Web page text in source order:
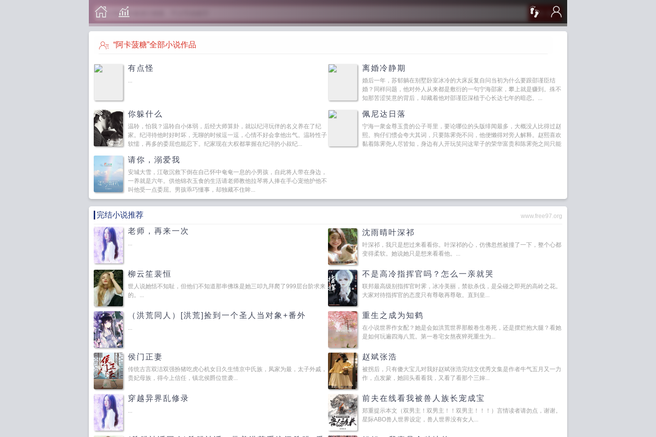
搜 索
“阿卡菠糖”全部小说作品
有点怪
...
离婚冷静期
婚后一年，苏郁躺在别墅卧室冰冷的大床反复自问当初为什么要跟邵谨臣结
婚？同样问题，他对外人从来都是敷衍的一句宁海邵家，攀上就是赚到。殊不
知那苦涩笑意的背后，却藏着他对邵谨臣深植于心长达七年的暗恋。...
你躲什么
温聆，怕我？温聆自小体弱，后经大师算卦，就以纪浔玩伴的名义养在了纪
家。纪浔待他时好时坏，无聊的时候逗一逗，心情不好会拿他出气。温聆性子
软懦，再多的委屈也能忍下。纪家现在大权都掌握在纪浔的小叔纪...
佩尼达日落
宁海一衆金尊玉贵的公子哥里，要论哪位的头版绯闻最多，大概没人比得过赵
熙。狗仔们惯会夸大其词，只要陈霁尧不问，他便懒得对旁人解释。赵熙喜欢
黏着陈霁尧人尽皆知，身边有人开玩笑问这辈子的荣华富贵和陈霁尧之间只能
请你，溺爱我
安城大雪，江敬沉救下倒在自己怀中奄奄一息的小男孩，自此将人带在身边，
一养就是六年。供他锦衣玉食的生活请老师教他拉琴将人捧在手心宠他护他不
叫他受一点委屈。男孩乖巧懂事，却独藏不住眸...
完结小说推荐 www.free97.org
老师，再来一次
...
沈雨晴叶深祁
叶深祁，我只是想过来看看你。叶深祁的心，仿佛忽然被撞了一下，整个心都
变得柔软。她说她只是想来看看他。...
柳云笙裴恒
世人说她恬不知耻，但他们不知道那串佛珠是她三叩九拜爬了999层台阶求来
的。...
不是高冷指挥官吗？怎么一亲就哭
联邦最高级别指挥官时霁，冰冷美丽，禁欲杀伐，是朵碰之即死的高岭之花。
大家对待指挥官的态度只有尊敬再尊敬。直到皇...
（洪荒同人）[洪荒]捡到一个圣人当对象+番外
...
重生之成为知鹤
在小说世界作女配？她是会如洪荒世界那般卷生卷死，还是摆烂抱大腿？看她
是如何玩遍四海八荒。第一卷宅女熬夜猝死重生为...
侯门正妻
传统古言双洁双强扮猪吃虎心机女日久生情京中氏族，凤家为最，太子外戚，
贵妃母族，得今上信任，镇北侯爵位世袭...
赵斌张浩
被拐后，只有傻大宝儿对我好赵斌张浩完结文优秀文集是作者牛气五月又一力
作，点发蒙，她回头看看我，又看了看那个三婶...
穿越异界乱修录
...
前夫在线看我被兽人族长宠成宝
郑重提示本文（双男主！双男主！！双男主！！！）言情读者请勿点，谢谢。
星际ABO兽人世界设定，兽人世界没有女人...